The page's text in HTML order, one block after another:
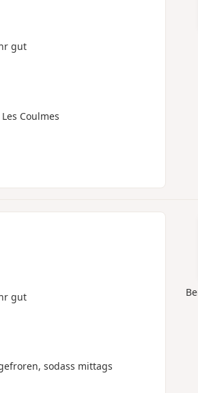
gut
Coulmes
gut
sodass mittags